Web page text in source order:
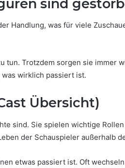
sind
Handlung, was für viele
tun. Trotzdem sorgen sie immer
wirklich passiert ist.
Übersicht)
sind. Sie spielen wichtige
der Schauspieler außerhalb
etwas passiert ist. Oft